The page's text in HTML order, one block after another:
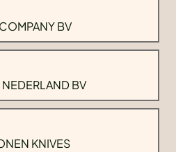
BV
BV
KNIVES